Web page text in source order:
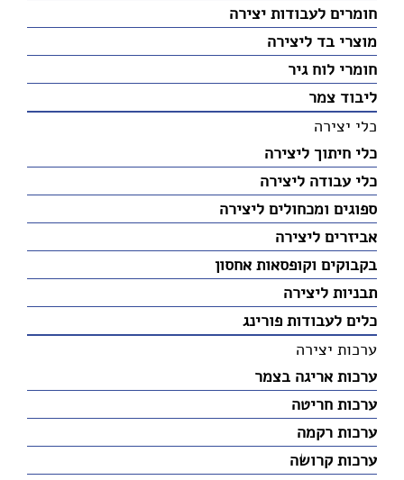
חומרים לעבודות יצירה
מוצרי בד ליצירה
חומרי לוח גיר
ליבוד צמר
כלי יצירה
כלי חיתוך ליצירה
כלי עבודה ליצירה
ספוגים ומכחולים ליצירה
אביזרים ליצירה
בקבוקים וקופסאות אחסון
תבניות ליצירה
כלים לעבודות פורינג
ערכות יצירה
ערכות אריגה בצמר
ערכות חריטה
ערכות רקמה
ערכות קרושה